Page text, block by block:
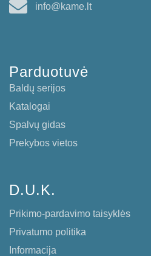
info@kame.lt
Parduotuvė
Baldų serijos
Katalogai
Spalvų gidas
Prekybos vietos
D.U.K.
Prikimo-pardavimo taisyklės
Privatumo politika
Informacija